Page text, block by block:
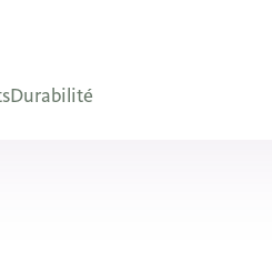
Durabilité